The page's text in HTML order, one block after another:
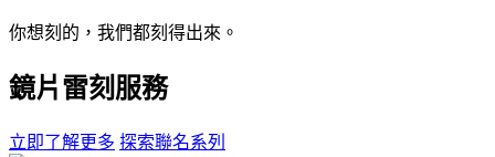
你想刻的，我們都刻得出來。
鏡片雷刻服務
立即了解更多 探索聯名系列